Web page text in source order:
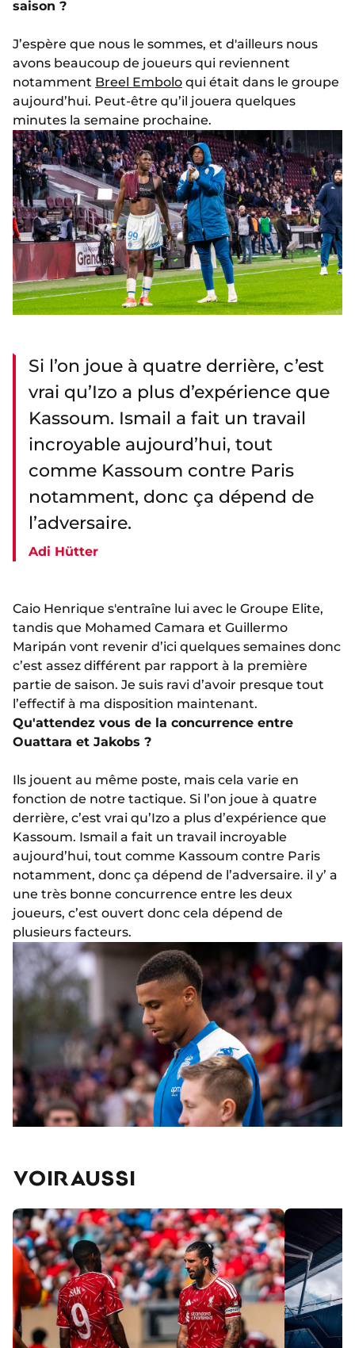
saison ?
J’espère que nous le sommes, et d'ailleurs nous
avons beaucoup de joueurs qui reviennent
notamment Breel Embolo qui était dans le groupe
aujourd’hui. Peut-être qu’il jouera quelques
minutes la semaine prochaine.
Si l’on joue à quatre derrière, c’est
vrai qu’Izo a plus d’expérience que
Kassoum. Ismail a fait un travail
incroyable aujourd’hui, tout
comme Kassoum contre Paris
notamment, donc ça dépend de
l’adversaire.
Adi Hütter
Caio Henrique s'entraîne lui avec le Groupe Elite,
tandis que Mohamed Camara et Guillermo
Maripán vont revenir d’ici quelques semaines donc
c’est assez différent par rapport à la première
partie de saison. Je suis ravi d’avoir presque tout
l’effectif à ma disposition maintenant.
Qu'attendez vous de la concurrence entre
Ouattara et Jakobs ?
Ils jouent au même poste, mais cela varie en
fonction de notre tactique. Si l’on joue à quatre
derrière, c’est vrai qu’Izo a plus d’expérience que
Kassoum. Ismail a fait un travail incroyable
aujourd’hui, tout comme Kassoum contre Paris
notamment, donc ça dépend de l’adversaire. il y’ a
une très bonne concurrence entre les deux
joueurs, c’est ouvert donc cela dépend de
plusieurs facteurs.
VOIR AUSSI